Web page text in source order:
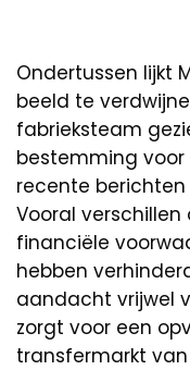
Ondertussen lijkt
beeld te
fabrieksteam
bestemming voor
recente berichten
Vooral
financiële
hebben
aandacht vrijwel
zorgt voor een
transfermarkt van